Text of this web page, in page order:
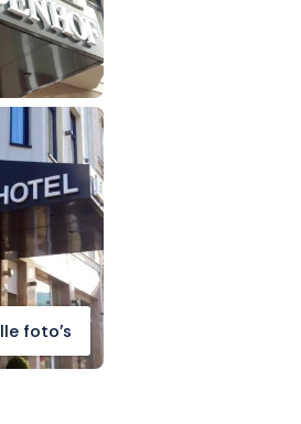
foto's